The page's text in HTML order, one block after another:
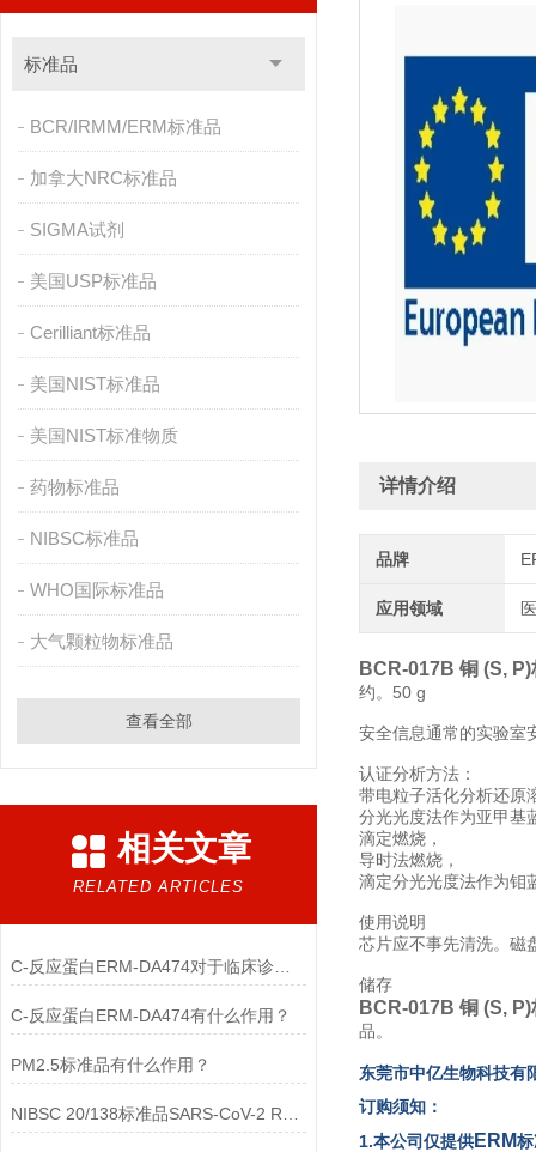
标准品
BCR/IRMM/ERM标准品
加拿大NRC标准品
SIGMA试剂
美国USP标准品
Cerilliant标准品
美国NIST标准品
美国NIST标准物质
药物标准品
NIBSC标准品
WHO国际标准品
大气颗粒物标准品
查看全部
相关文章
RELATED ARTICLES
C-反应蛋白ERM-DA474对于临床诊断至关重要
C-反应蛋白ERM-DA474有什么作用？
PM2.5标准品有什么作用？
详情介绍
品牌
应用领域
BCR-017B 铜 (S, P)
约。50 g
安全信息通常的实验室
认证分析方法：
带电粒子活化分析还原
分光光度法作为亚甲基
滴定燃烧，
导时法燃烧，
滴定分光光度法作为钼
使用说明
芯片应不事先清洗。磁
储存
BCR-017B 铜 (S, P)
品。
东莞市中亿生物科技有
订购须知：
1.本公司仅提供ERM